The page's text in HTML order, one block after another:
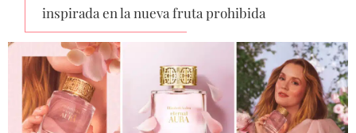
inspirada en la nueva fruta prohibida